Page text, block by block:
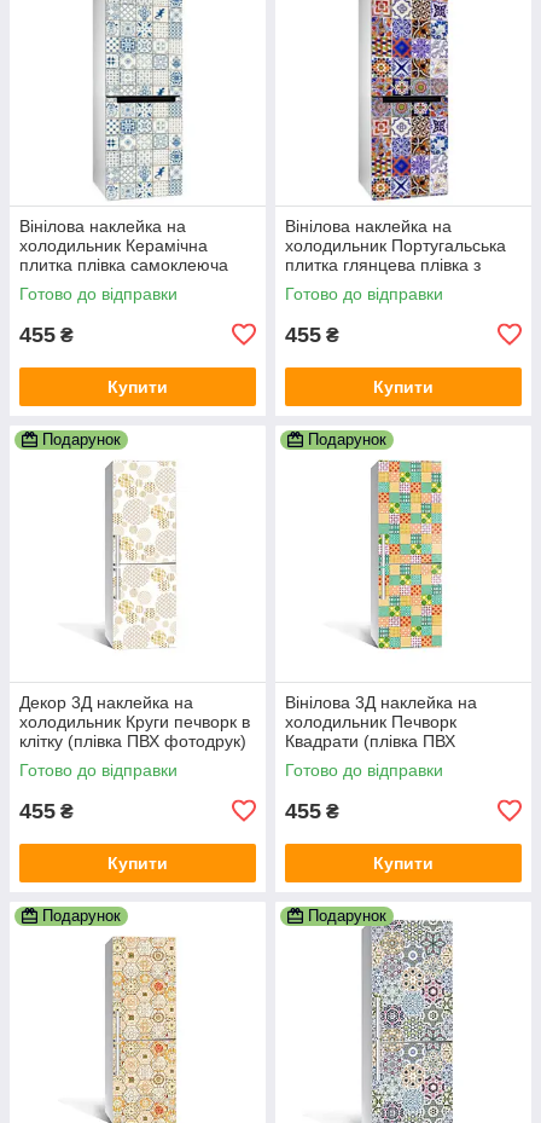
Вінілова наклейка на
холодильник Керамічна
плитка плівка самоклеюча
глянсова з ламінацією
600х1800 мм
Готово до відправки
455 ₴
Купити
Вінілова наклейка на
холодильник Португальська
плитка глянцева плівка з
ламінацією 600х1800 мм
Готово до відправки
455 ₴
Купити
Подарунок
Декор 3Д наклейка на
холодильник Круги печворк в
клітку (плівка ПВХ фотодрук)
600х1800 мм Геометрія
Бежевий
Готово до відправки
455 ₴
Купити
Подарунок
Вінілова 3Д наклейка на
холодильник Печворк
Квадрати (плівка ПВХ
фотодрук) 600х1800 мм
Геометрія Зелений
Готово до відправки
455 ₴
Купити
Подарунок Подарунок